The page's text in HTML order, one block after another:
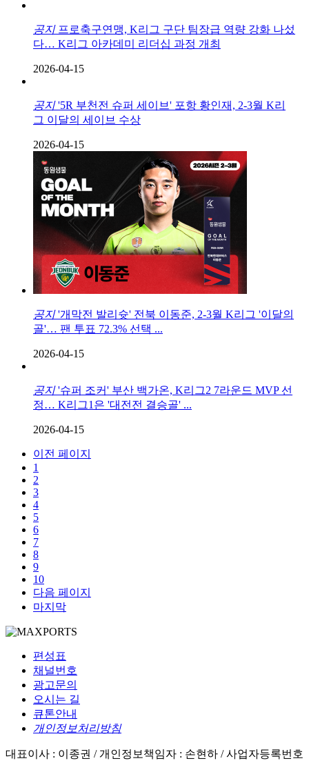
공지프로축구연맹, K리그 구단 팀장급 역량 강화 나섰
다… K리그 아카데미 리더십 과정 개최
2026-04-15
공지'5R 부천전 슈퍼 세이브' 포항 황인재, 2-3월 K리
그 이달의 세이브 수상
2026-04-15
공지'개막전 발리슛' 전북 이동준, 2-3월 K리그 '이달의
골'… 팬 투표 72.3% 선택 ...
2026-04-15
공지'슈퍼 조커' 부산 백가온, K리그2 7라운드 MVP 선
정… K리그1은 '대전전 결승골' ...
2026-04-15
이전 페이지
1
2
3
4
5
6
7
8
9
10
다음 페이지
마지막
편성표
채널번호
광고문의
오시는 길
큐톤안내
개인정보처리방침
대표이사 : 이종권 / 개인정보책임자 : 손현하 / 사업자등록번호